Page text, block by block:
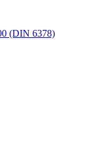
(DIN 6378)